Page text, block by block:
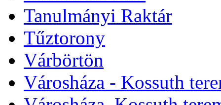
Tanulmányi Raktár
Tűztorony
Várbörtön
Városháza - Kossuth